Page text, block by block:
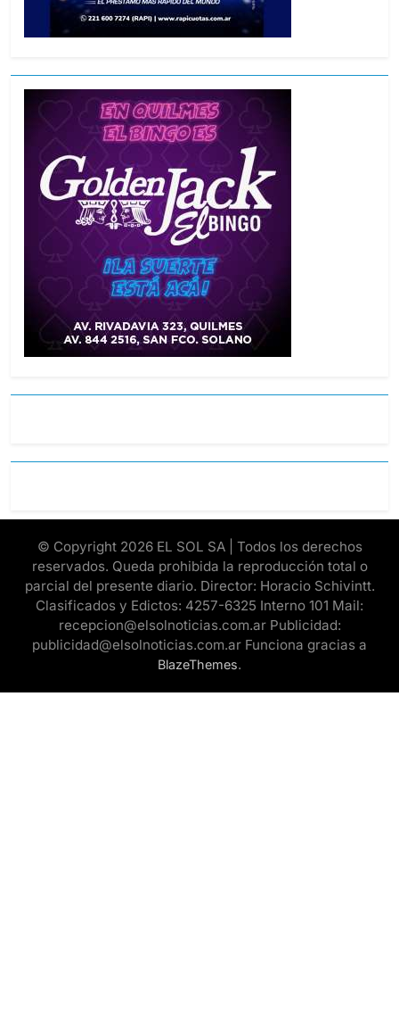
© Copyright 2026 EL SOL SA | Todos los derechos
reservados. Queda prohibida la reproducción total o
parcial del presente diario. Director: Horacio Schivintt.
Clasificados y Edictos: 4257-6325 Interno 101 Mail:
recepcion@elsolnoticias.com.ar Publicidad:
publicidad@elsolnoticias.com.ar Funciona gracias a
BlazeThemes.